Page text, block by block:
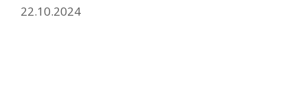
22.10.2024